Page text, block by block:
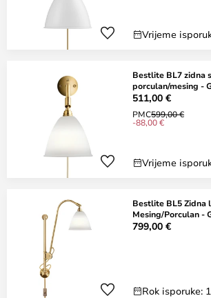
Vrijeme
Bestlite BL7 zidna
porculan/mesing -
511,00 €
PMC599,00 €
-88,00 €
Vrijeme
Bestlite BL5 Zidna
Mesing/Porculan -
799,00 €
Rok isporuke: